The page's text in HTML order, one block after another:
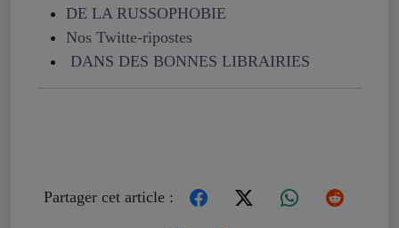
DE LA RUSSOPHOBIE
Nos Twitte-ripostes
DANS DES BONNES LIBRAIRIES
Partager cet article :